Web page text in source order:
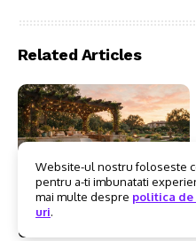
Related Articles
Casa Si Gradina
Ce materiale sunt
Website-ul nostru foloseste
pentru a-ti imbunatati
mai multe despre politica de
uri.